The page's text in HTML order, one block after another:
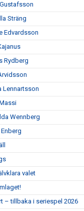
Sträng
Edvardsson
Rydberg
Lennartsson
Wennberg
valet
– tillbaka i seriespel 2026